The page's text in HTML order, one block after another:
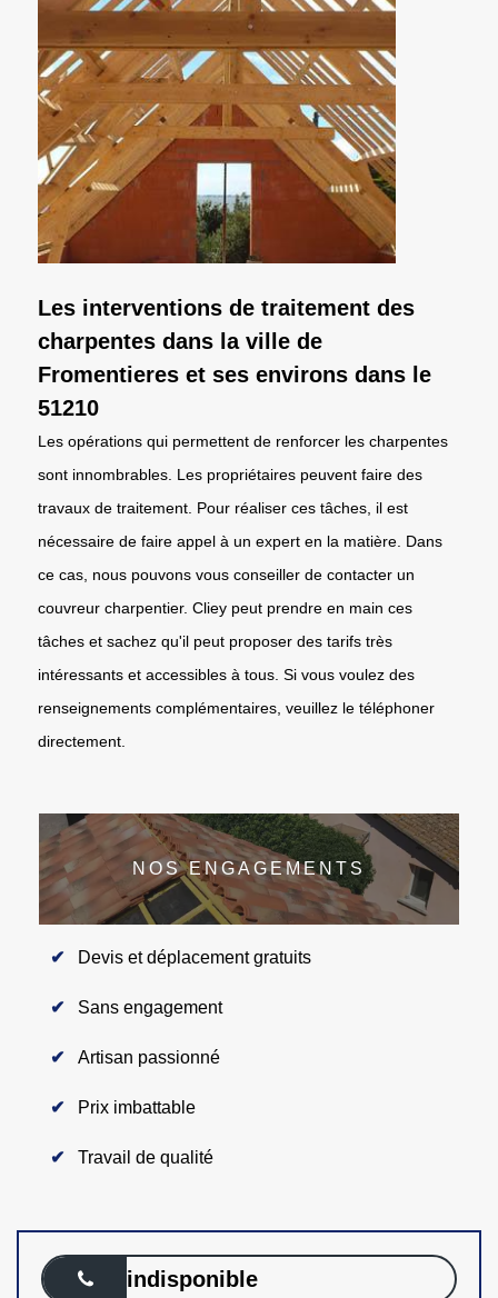
Les interventions de traitement des
charpentes dans la ville de
Fromentieres et ses environs dans le
51210
Les opérations qui permettent de renforcer les charpentes
sont innombrables. Les propriétaires peuvent faire des
travaux de traitement. Pour réaliser ces tâches, il est
nécessaire de faire appel à un expert en la matière. Dans
ce cas, nous pouvons vous conseiller de contacter un
couvreur charpentier. Cliey peut prendre en main ces
tâches et sachez qu'il peut proposer des tarifs très
intéressants et accessibles à tous. Si vous voulez des
renseignements complémentaires, veuillez le téléphoner
directement.
NOS ENGAGEMENTS
Devis et déplacement gratuits
Sans engagement
Artisan passionné
Prix imbattable
Travail de qualité
indisponible